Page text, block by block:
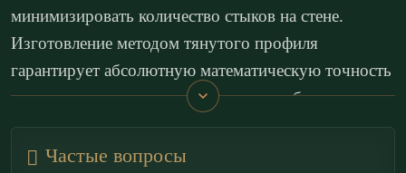
минимизировать количество стыков на стене.
Изготовление методом тянутого профиля
гарантирует абсолютную математическую точность
геометрии и идентичность каждого ребра.
Калиброванный профиль исключает перепады
Частые вопросы